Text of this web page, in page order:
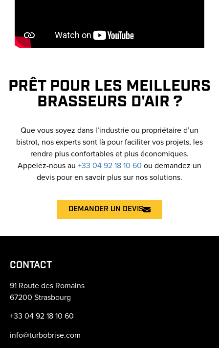
PRÊT POUR LES MEILLEURS
BRASSEURS D'AIR ?
Que vous soyez dans l’industrie ou propriétaire d’un
bistrot, nos experts sont là pour faciliter vos projets, les
rendre plus confortables et plus économiques.
Appelez-nous au +33 04 92 18 10 60 ou demandez un
devis pour en savoir plus sur nos solutions.
DEMANDER UN DEVIS
CONTACT
91 Route des Romains
67200 Strasbourg
+33 04 92 18 10 60
info@turbobrise.com